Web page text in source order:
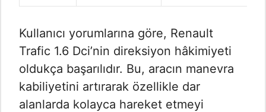
Kullanıcı yorumlarına göre, Renault
Trafic 1.6 Dci’nin direksiyon hâkimiyeti
oldukça başarılıdır. Bu, aracın manevra
kabiliyetini artırarak özellikle dar
alanlarda kolayca hareket etmeyi